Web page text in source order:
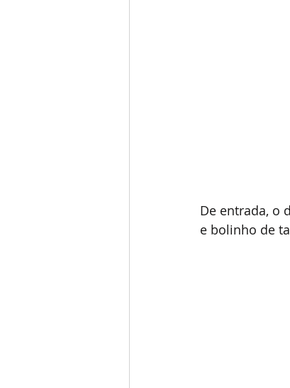
De entrada, o
e bolinho de